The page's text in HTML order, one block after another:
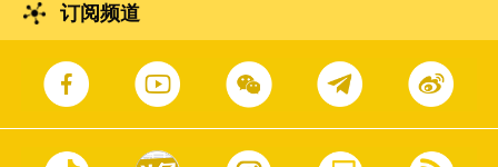
订阅频道